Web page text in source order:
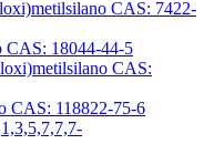
CAS: 7422-
CAS: 18044-44-5
CAS:
CAS: 118822-75-6